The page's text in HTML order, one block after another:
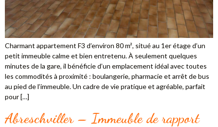
Charmant appartement F3 d’environ 80 m², situé au 1er étage d’un
petit immeuble calme et bien entretenu. À seulement quelques
minutes de la gare, il bénéficie d’un emplacement idéal avec toutes
les commodités à proximité : boulangerie, pharmacie et arrêt de bus
au pied de l’immeuble. Un cadre de vie pratique et agréable, parfait
pour […]
Abreschviller – Immeuble de rapport